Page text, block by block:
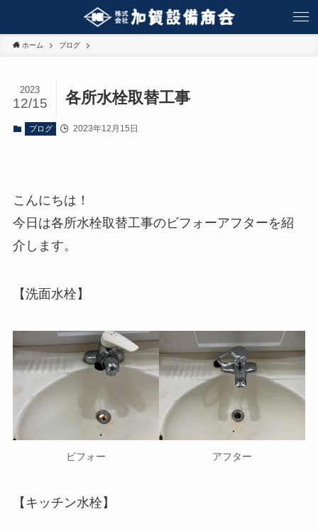
ホーム ブログ
各所水栓取替工事
2023
12/15
ブログ 2023年12月15日
こんにちは！
今日は各所水栓取替工事のビフォーアフターを紹
介します。
【洗面水栓】
ビフォー アフター
【キッチン水栓】